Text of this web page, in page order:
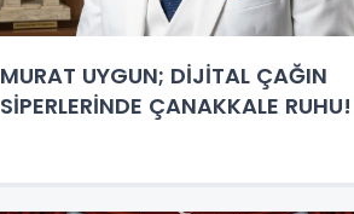
MURAT UYGUN; DİJİTAL ÇAĞIN
SİPERLERİNDE ÇANAKKALE RUHU!